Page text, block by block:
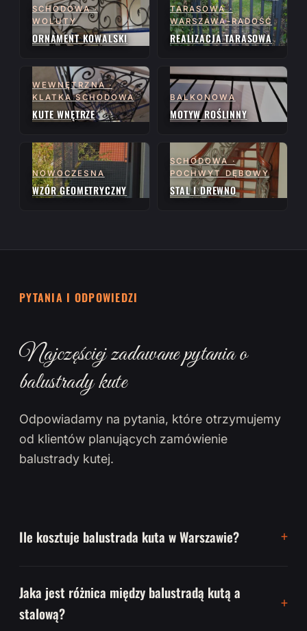
SCHODOWA ·
WOLUTY
ORNAMENT KOWALSKI
TARASOWA ·
WARSZAWA-RADOŚĆ
REALIZACJA TARASOWA
WEWNĘTRZNA ·
KLATKA SCHODOWA
KUTE WNĘTRZE
BALKONOWA
MOTYW ROŚLINNY
NOWOCZESNA
WZÓR GEOMETRYCZNY
SCHODOWA ·
POCHWYT DĘBOWY
STAL I DREWNO
PYTANIA I ODPOWIEDZI
Najczęściej zadawane pytania o
balustrady kute
Odpowiadamy na pytania, które otrzymujemy
od klientów planujących zamówienie
balustrady kutej.
Ile kosztuje balustrada kuta w Warszawie?
Jaka jest różnica między balustradą kutą a
stalową?